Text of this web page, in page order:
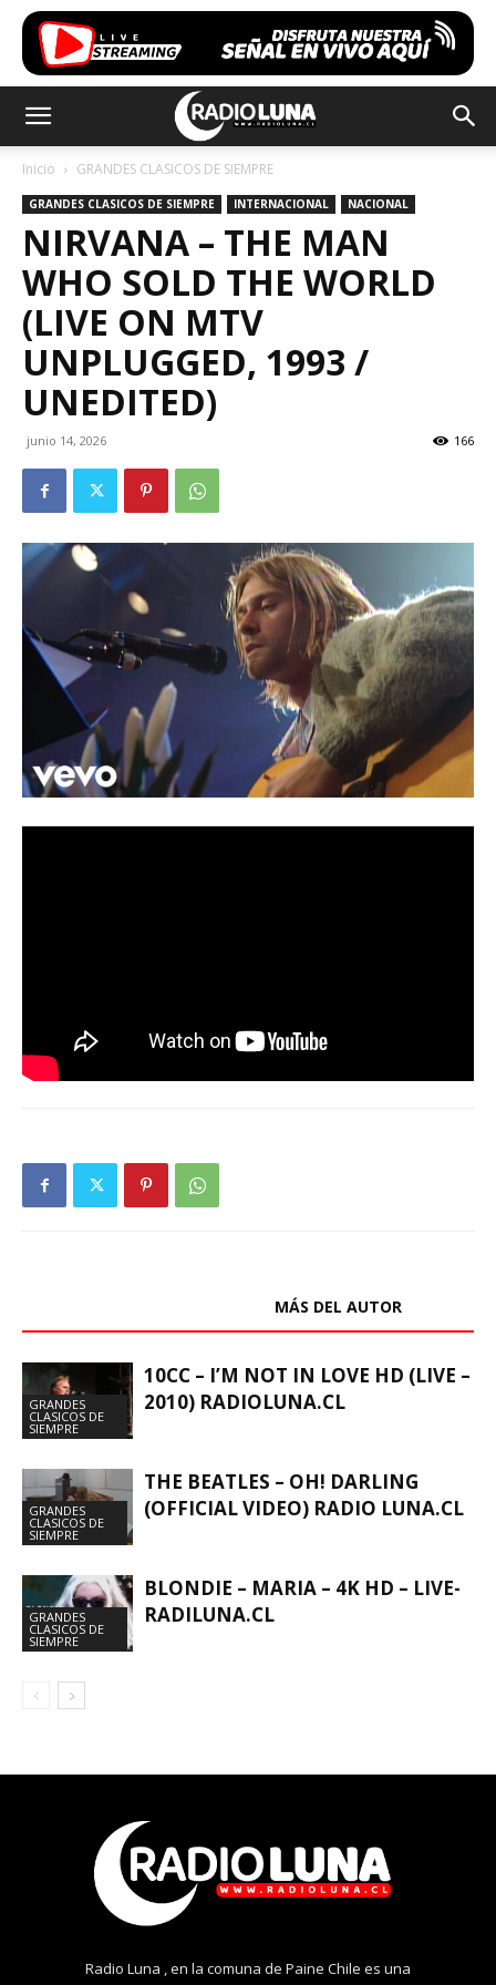
Inicio GRANDES CLASICOS DE SIEMPRE
GRANDES CLASICOS DE SIEMPRE INTERNACIONAL NACIONAL
NIRVANA – THE MAN
WHO SOLD THE WORLD
(LIVE ON MTV
UNPLUGGED, 1993 /
UNEDITED)
junio 14, 2026 166
MÁS DEL AUTOR
GRANDES
CLASICOS DE
SIEMPRE
10CC – I’M NOT IN LOVE HD (LIVE –
2010) RADIOLUNA.CL
GRANDES
CLASICOS DE
SIEMPRE
THE BEATLES – OH! DARLING
(OFFICIAL VIDEO) RADIO LUNA.CL
GRANDES
CLASICOS DE
SIEMPRE
BLONDIE – MARIA – 4K HD – LIVE-
RADILUNA.CL
Radio Luna , en la comuna de Paine Chile es una